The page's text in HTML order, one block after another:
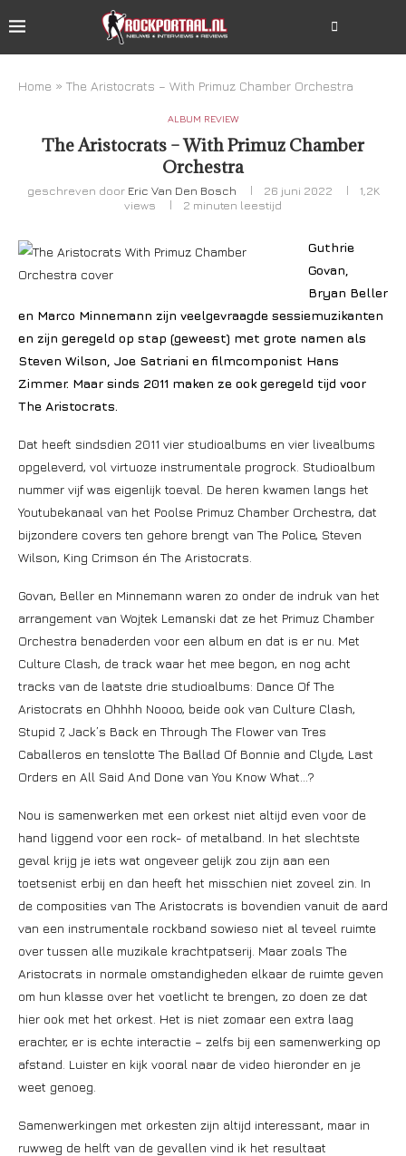
Home » The Aristocrats – With Primuz Chamber Orchestra
ALBUM REVIEW
The Aristocrats – With Primuz Chamber
Orchestra
geschreven door Eric Van Den Bosch 26 juni 2022
1,2K
views
2 minuten leestijd
Guthrie
Govan,
Bryan Beller
en Marco Minnemann zijn veelgevraagde sessiemuzikanten
en zijn geregeld op stap (geweest) met grote namen als
Steven Wilson, Joe Satriani en filmcomponist Hans
Zimmer. Maar sinds 2011 maken ze ook geregeld tijd voor
The Aristocrats.
Dat heeft sindsdien 2011 vier studioalbums en vier livealbums
opgeleverd, vol virtuoze instrumentale progrock. Studioalbum
nummer vijf was eigenlijk toeval. De heren kwamen langs het
Youtubekanaal van het Poolse Primuz Chamber Orchestra, dat
bijzondere covers ten gehore brengt van The Police, Steven
Wilson, King Crimson én The Aristocrats.
Govan, Beller en Minnemann waren zo onder de indruk van het
arrangement van Wojtek Lemanski dat ze het Primuz Chamber
Orchestra benaderden voor een album en dat is er nu. Met
Culture Clash, de track waar het mee begon, en nog acht
tracks van de laatste drie studioalbums: Dance Of The
Aristocrats en Ohhhh Noooo, beide ook van Culture Clash,
Stupid 7, Jack’s Back en Through The Flower van Tres
Caballeros en tenslotte The Ballad Of Bonnie and Clyde, Last
Orders en All Said And Done van You Know What…?
Nou is samenwerken met een orkest niet altijd even voor de
hand liggend voor een rock- of metalband. In het slechtste
geval krijg je iets wat ongeveer gelijk zou zijn aan een
toetsenist erbij en dan heeft het misschien niet zoveel zin. In
de composities van The Aristocrats is bovendien vanuit de aard
van een instrumentale rockband sowieso niet al teveel ruimte
over tussen alle muzikale krachtpatserij. Maar zoals The
Aristocrats in normale omstandigheden elkaar de ruimte geven
om hun klasse over het voetlicht te brengen, zo doen ze dat
hier ook met het orkest. Het is niet zomaar een extra laag
erachter, er is echte interactie – zelfs bij een samenwerking op
afstand. Luister en kijk vooral naar de video hieronder en je
weet genoeg.
Samenwerkingen met orkesten zijn altijd interessant, maar in
ruwweg de helft van de gevallen vind ik het resultaat